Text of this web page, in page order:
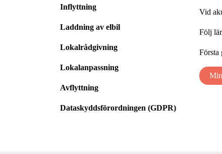
Inflyttning
Laddning av elbil
Lokalrådgivning
Lokalanpassning
Avflyttning
Dataskyddsförordningen (GDPR)
Vid
Följ
Första